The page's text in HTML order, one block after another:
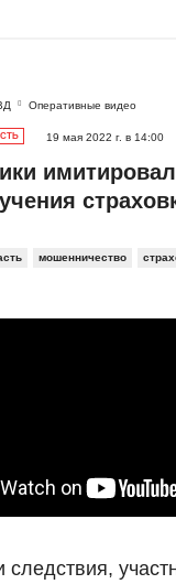
Оперативные видео
19 мая 2022 г. в 14:00
мошенничество
следствия,